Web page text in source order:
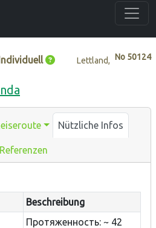
No 50124
Lettland,
Nützliche Infos
Referenzen
Beschreibung
Протяженность: ~ 42